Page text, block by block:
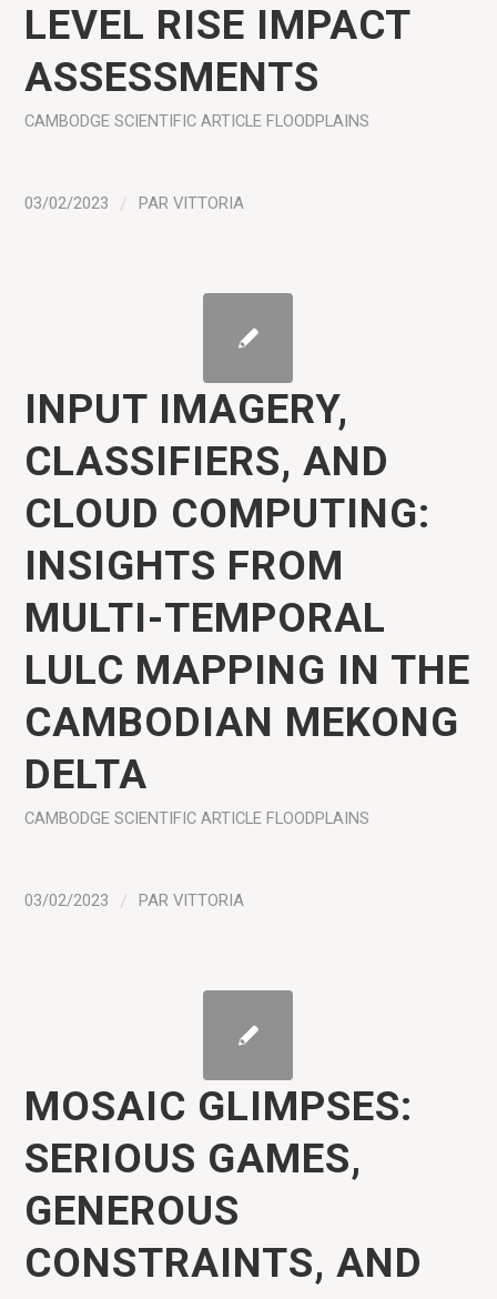
LEVEL RISE IMPACT
ASSESSMENTS
CAMBODGE SCIENTIFIC ARTICLE FLOODPLAINS
03/02/2023 / PARVITTORIA
INPUT IMAGERY,
CLASSIFIERS, AND
CLOUD COMPUTING:
INSIGHTS FROM
MULTI-TEMPORAL
LULC MAPPING IN THE
CAMBODIAN MEKONG
DELTA
CAMBODGE SCIENTIFIC ARTICLE FLOODPLAINS
03/02/2023 / PARVITTORIA
MOSAIC GLIMPSES:
SERIOUS GAMES,
GENEROUS
CONSTRAINTS, AND